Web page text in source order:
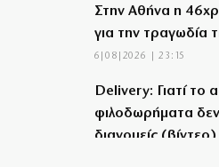
Στην Αθήνα η
για την τραγωδία
6|08|2026 | 23:15
Delivery: Γιατί το
φιλοδωρήματα δεν
διανομείς (βίντεο)